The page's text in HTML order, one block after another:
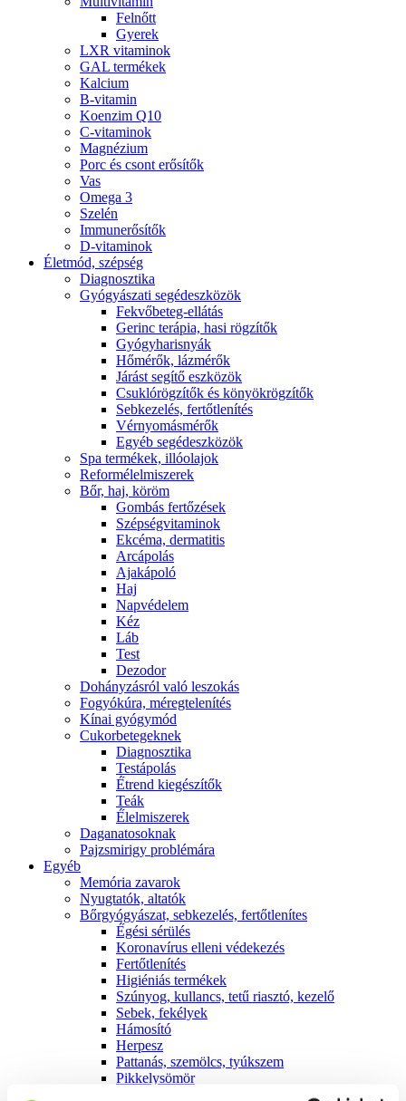
Felnőtt
Gyerek
LXR vitaminok
GAL termékek
Kalcium
B-vitamin
Koenzim Q10
C-vitaminok
Magnézium
Porc és csont erősítők
Vas
Omega 3
Szelén
Immunerősítők
D-vitaminok
Életmód, szépség
Diagnosztika
Gyógyászati segédeszközök
Fekvőbeteg-ellátás
Gerinc terápia, hasi rögzítők
Gyógyharisnyák
Hőmérők, lázmérők
Járást segítő eszközök
Csuklórögzítők és könyökrögzítők
Sebkezelés, fertőtlenítés
Vérnyomásmérők
Egyéb segédeszközök
Spa termékek, illóolajok
Reformélelmiszerek
Bőr, haj, köröm
Gombás fertőzések
Szépségvitaminok
Ekcéma, dermatitis
Arcápolás
Ajakápoló
Haj
Napvédelem
Kéz
Láb
Test
Dezodor
Dohányzásról való leszokás
Fogyókúra, méregtelenítés
Kínai gyógymód
Cukorbetegeknek
Diagnosztika
Testápolás
É́trend kiegészítők
Teák
É́lelmiszerek
Daganatosoknak
Pajzsmirigy problémára
Egyéb
Memória zavarok
Nyugtatók, altatók
Bőrgyógyászat, sebkezelés, fertőtlenítes
É́gési sérülés
Koronavírus elleni védekezés
Fertőtlenítés
Higiéniás termékek
Szúnyog, kullancs, tetű riasztó, kezelő
Sebek, fekélyek
Hámosító
Herpesz
Pattanás, szemölcs, tyúkszem
Pikkelysömör